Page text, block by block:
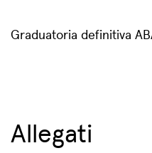
Graduatoria definitiva
Allegati